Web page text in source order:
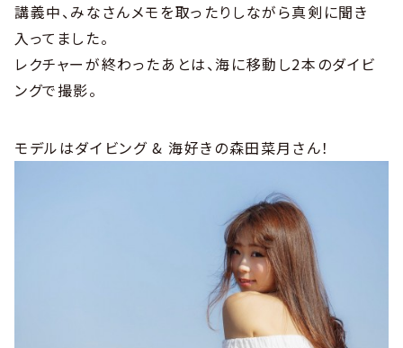
講義中、みなさんメモを取ったりしながら真剣に聞き
入ってました。
レクチャーが終わったあとは、海に移動し2本のダイビ
ングで撮影。
モデルはダイビング & 海好きの森田菜月さん！